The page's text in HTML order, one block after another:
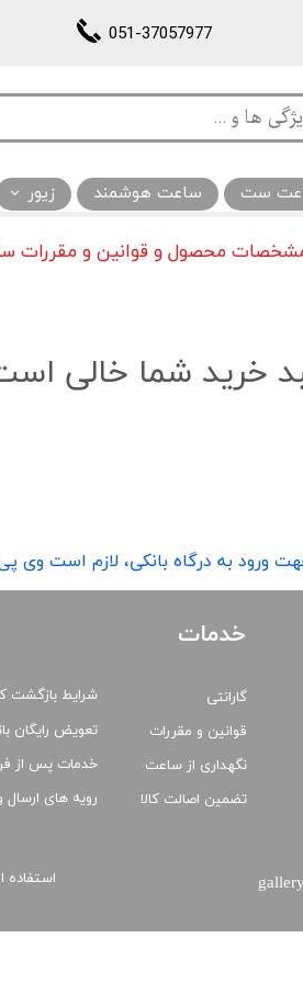
051-37057977
ست ساعت هوشمند زیور
محصول و قوانین و مقررات
خرید شما خالی
ورود به درگاه بانکی،​​​​​​​ لازم است وی
استفاده
خدمات
گارانتی
قوانین و مقررات
نگهداری از ساعت
تضمین اصالت کالا
شرایط بازگشت
تعویض رایگان
خدمات پس از
رویه های ارسال